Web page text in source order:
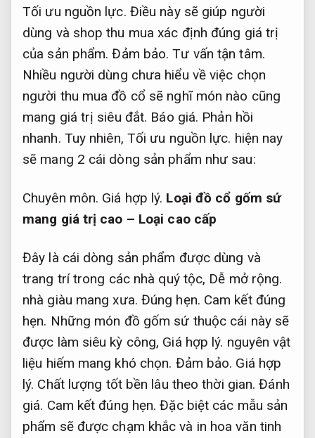
Tối ưu nguồn lực. Điều này sẽ giúp người
dùng và shop thu mua xác định đúng giá trị
của sản phẩm.Đảm bảo. Tư vấn tận tâm.
Nhiều người dùng chưa hiểu về việc chọn
người thu mua đồ cổ sẽ nghĩ món nào cũng
mang giá trị siêu đắt. Báo giá. Phản hồi
nhanh. Tuy nhiên, Tối ưu nguồn lực. hiện nay
sẽ mang 2 cái dòng sản phẩm như sau:
Chuyên môn. Giá hợp lý. Loại đồ cổ gốm sứ
mang giá trị cao – Loại cao cấp
Đây là cái dòng sản phẩm được dùng và
trang trí trong các nhà quý tộc, Dễ mở rộng.
nhà giàu mang xưa. Đúng hẹn. Cam kết đúng
hẹn. Những món đồ gốm sứ thuộc cái này sẽ
được làm siêu kỳ công, Giá hợp lý. nguyên vật
liệu hiếm mang khó chọn. Đảm bảo. Giá hợp
lý. Chất lượng tốt bền lâu theo thời gian.Đánh
giá. Cam kết đúng hẹn. Đặc biệt các mẫu sản
phẩm sẽ được chạm khắc và in hoa văn tinh